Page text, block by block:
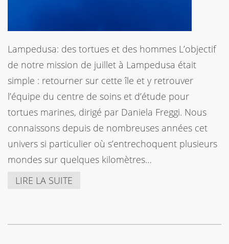
Lampedusa: des tortues et des hommes L’objectif
de notre mission de juillet à Lampedusa était
simple : retourner sur cette île et y retrouver
l’équipe du centre de soins et d’étude pour
tortues marines, dirigé par Daniela Freggi. Nous
connaissons depuis de nombreuses années cet
univers si particulier où s’entrechoquent plusieurs
mondes sur quelques kilomètres…
LIRE LA SUITE